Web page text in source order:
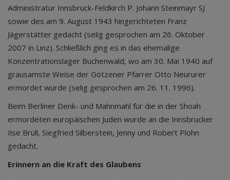
Administratur Innsbruck-Feldkirch P. Johann Steinmayr SJ
sowie des am 9. August 1943 hingerichteten Franz
Jägerstätter gedacht (selig gesprochen am 26. Oktober
2007 in Linz). Schließlich ging es in das ehemalige
Konzentrationslager Buchenwald, wo am 30. Mai 1940 auf
grausamste Weise der Götzener Pfarrer Otto Neururer
ermordet wurde (selig gesprochen am 26. 11. 1996).
Beim Berliner Denk- und Mahnmahl für die in der Shoah
ermordeten europäischen Juden wurde an die Innsbrucker
Ilse Brüll, Siegfried Silberstein, Jenny und Robert Plohn
gedacht.
Erinnern an die Kraft des Glaubens